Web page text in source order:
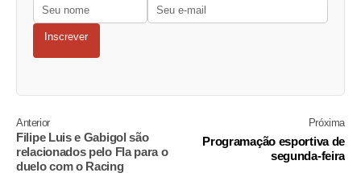
Inscrever
Anterior
Filipe Luis e Gabigol são
relacionados pelo Fla para o
duelo com o Racing
Próxima
Programação esportiva de
segunda-feira